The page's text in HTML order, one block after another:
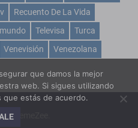
Recuento De La Vida
Televisa
Turca
Venevisión
Venezolana
ThemeZee.
que damos la mejor
web. Si sigues utilizando
estás de acuerdo.